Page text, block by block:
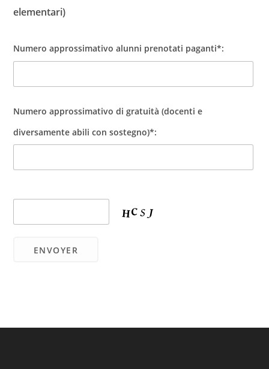
elementari)
Numero approssimativo alunni prenotati paganti*:
Numero approssimativo di gratuità (docenti e
diversamente abili con sostegno)*: